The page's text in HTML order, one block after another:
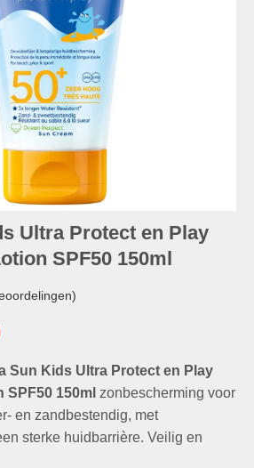
Ultra Protect en Play
SPF50 150ml
Sun Kids Ultra Protect en Play
150ml zonbescherming voor
en zandbestendig, met
sterke huidbarrière. Veilig en